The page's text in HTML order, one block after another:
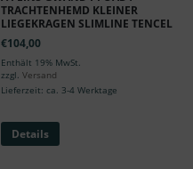
TRACHTENHEMD KLEINER
LIEGEKRAGEN SLIMLINE TENCEL
€104,00
Enthält 19% MwSt.
zzgl.Versand
Lieferzeit: ca. 3-4 Werktage
Details